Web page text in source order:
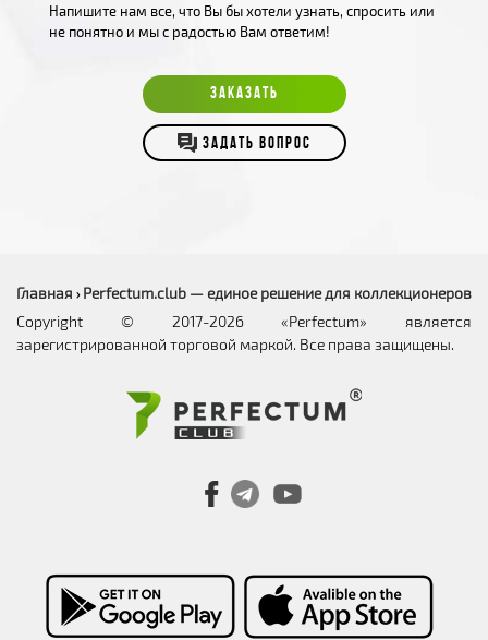
Напишите нам все, что Вы бы хотели узнать, спросить или
не понятно и мы с радостью Вам ответим!
ЗАКАЗАТЬ
ЗАДАТЬ ВОПРОС
Главная › Perfectum.club — единое решение для коллекционеров
Copyright © 2017-2026 «Perfectum» является
зарегистрированной торговой маркой. Все права защищены.